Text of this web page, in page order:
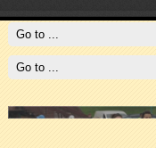
Slide # 3
Czytaj więcej